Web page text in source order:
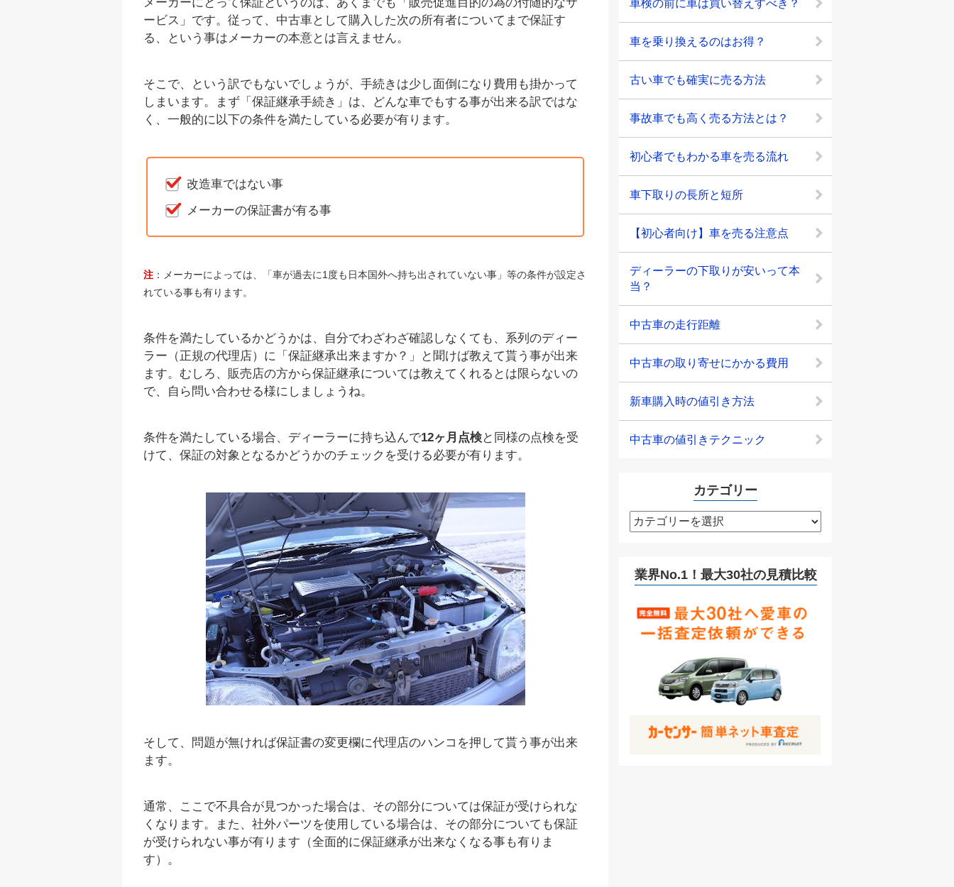
ービス」です。従って、中古車として購入した次の所有者についてまで保証す
る、という事はメーカーの本意とは言えません。
そこで、という訳でもないでしょうが、手続きは少し面倒になり費用も掛かって
しまいます。まず「保証継承手続き」は、どんな車でもする事が出来る訳ではな
く、一般的に以下の条件を満たしている必要が有ります。
改造車ではない事
メーカーの保証書が有る事
注 ：メーカーによっては、「車が過去に1度も日本国外へ持ち出されていない事」等の条件が設定さ
れている事も有ります。
条件を満たしているかどうかは、自分でわざわざ確認しなくても、系列のディー
ラー（正規の代理店）に「保証継承出来ますか？」と聞けば教えて貰う事が出来
ます。むしろ、販売店の方から保証継承については教えてくれるとは限らないの
で、自ら問い合わせる様にしましょうね。
条件を満たしている場合、ディーラーに持ち込んで12ヶ月点検と同様の点検を受
けて、保証の対象となるかどうかのチェックを受ける必要が有ります。
そして、問題が無ければ保証書の変更欄に代理店のハンコを押して貰う事が出来
ます。
通常、ここで不具合が見つかった場合は、その部分については保証が受けられな
くなります。また、社外パーツを使用している場合は、その部分についても保証
が受けられない事が有ります（全面的に保証継承が出来なくなる事も有りま
す）。
車検の前に車は買い替えすべき？
車を乗り換えるのはお得？
古い車でも確実に売る方法
事故車でも高く売る方法とは？
初心者でもわかる車を売る流れ
車下取りの長所と短所
【初心者向け】車を売る注意点
ディーラーの下取りが安いって本
当？
中古車の走行距離
中古車の取り寄せにかかる費用
新車購入時の値引き方法
中古車の値引きテクニック
カテゴリー
カ
テ
リ
ー
業界No.1！最大30社の見積比較